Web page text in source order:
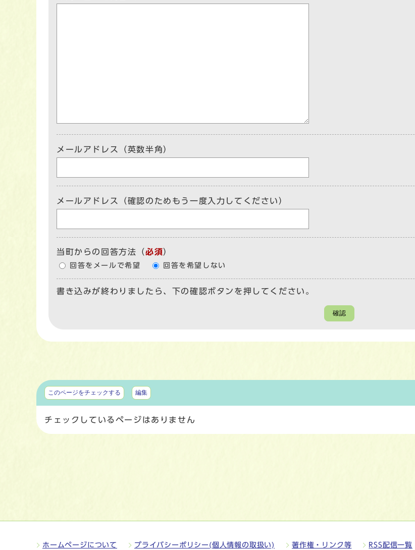
メールアドレス（英数半角）
メールアドレス（確認のためもう一度入力してください）
当町からの回答方法 （必須）
回答をメールで希望 回答を希望しない
書き込みが終わりましたら、下の確認ボタンを押してください。
確認
マイページ
このページをチェックする 編集
チェックしているページはありません
ホームページについて プライバシーポリシー(個人情報の取扱い) 著作権・リンク等 RSS配信一覧